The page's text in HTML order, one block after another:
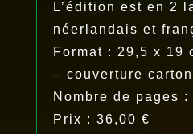
L’édition est en 2
néerlandais et
Format : 29,5 x 19
– couverture
Nombre de pages :
Prix : 36,00 €